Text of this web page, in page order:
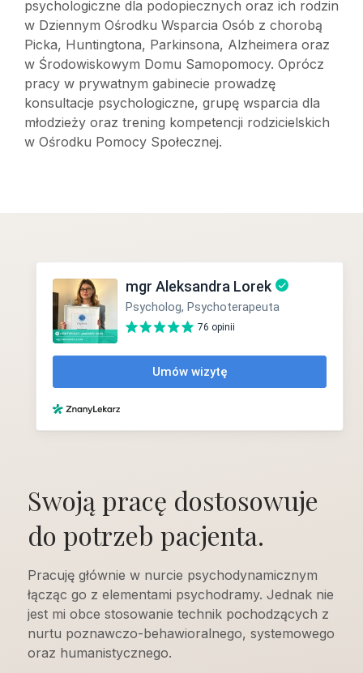
psychologiczne dla podopiecznych oraz ich rodzin
w Dziennym Ośrodku Wsparcia Osób z chorobą
Picka, Huntingtona, Parkinsona, Alzheimera oraz
w Środowiskowym Domu Samopomocy. Oprócz
pracy w prywatnym gabinecie prowadzę
konsultacje psychologiczne, grupę wsparcia dla
młodzieży oraz trening kompetencji rodzicielskich
w Ośrodku Pomocy Społecznej.
Swoją pracę dostosowuje
do potrzeb pacjenta.
Pracuję głównie w nurcie psychodynamicznym
łącząc go z elementami psychodramy. Jednak nie
jest mi obce stosowanie technik pochodzących z
nurtu poznawczo-behawioralnego, systemowego
oraz humanistycznego.